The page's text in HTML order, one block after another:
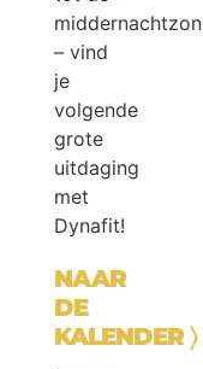
middernachtzon
– vind
je
volgende
grote
uitdaging
met
Dynafit!
NAAR
DE
KALENDER〉